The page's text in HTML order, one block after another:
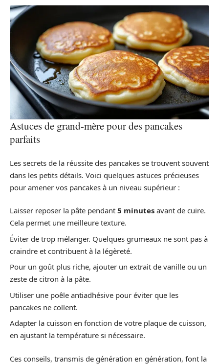
Astuces de grand-mère pour des pancakes
parfaits
Les secrets de la réussite des pancakes se trouvent souvent
dans les petits détails. Voici quelques astuces précieuses
pour amener vos pancakes à un niveau supérieur :
Laisser reposer la pâte pendant 5 minutes avant de cuire.
Cela permet une meilleure texture.
Éviter de trop mélanger. Quelques grumeaux ne sont pas à
craindre et contribuent à la légèreté.
Pour un goût plus riche, ajouter un extrait de vanille ou un
zeste de citron à la pâte.
Utiliser une poêle antiadhésive pour éviter que les
pancakes ne collent.
Adapter la cuisson en fonction de votre plaque de cuisson,
en ajustant la température si nécessaire.
Ces conseils, transmis de génération en génération, font la